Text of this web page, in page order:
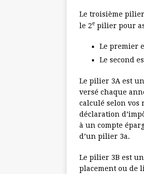
Le troisième
le 2e pilier pour
Le premier
Le second
Le pilier 3A est
versé chaque
calculé selon vos
déclaration
à un compte
d’un pilier 3a.
Le pilier 3B est
placement ou de